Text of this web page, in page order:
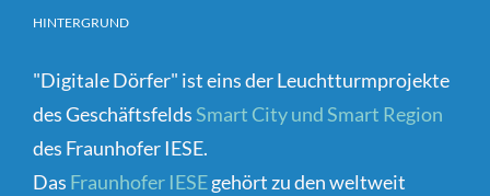
HINTERGRUND
"Digitale Dörfer" ist eins der Leuchtturmprojekte
des GeschäftsfeldsSmart City und Smart Region
des Fraunhofer IESE.
Das Fraunhofer IESEgehört zu den weltweit